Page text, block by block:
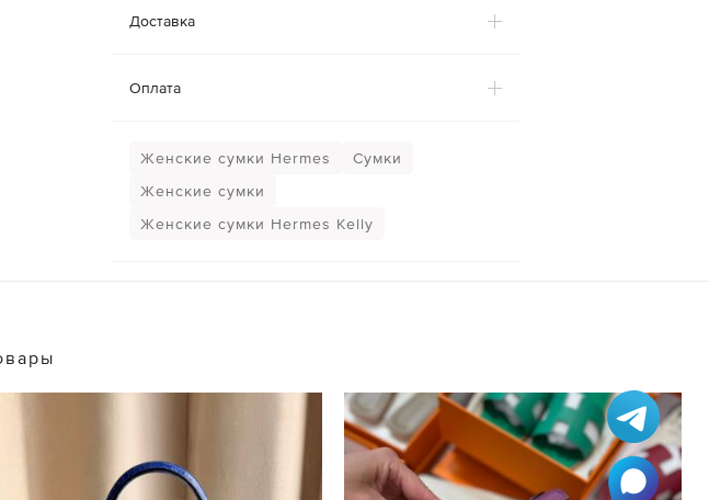
Доставка
Оплата
Женские сумки Hermes
Сумки
Женские сумки
Женские сумки Hermes Kelly